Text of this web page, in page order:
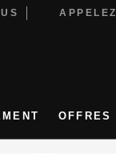
OFFRES